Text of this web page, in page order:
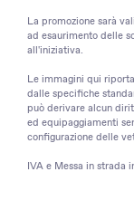
La promozione sarà
ad esaurimento delle
all'iniziativa.
Le immagini qui
dalle specifiche
può derivare alcun
ed equipaggiamenti
configurazione delle
IVA e Messa in strada